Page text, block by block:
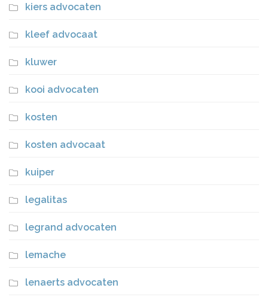
kiers advocaten
kleef advocaat
kluwer
kooi advocaten
kosten
kosten advocaat
kuiper
legalitas
legrand advocaten
lemache
lenaerts advocaten